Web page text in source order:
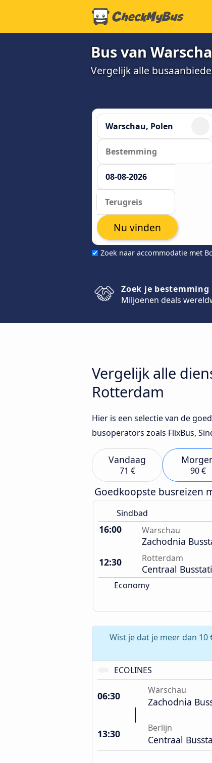
Bus van
Vergelijk alle
Zoek naar accommodatie met
Nu vinden
Zoek je bestemming
Miljoenen deals
Vergelijk alle
Rotterdam
Hier is een selectie van de
busoperators zoals FlixBus,
Vandaag
71 € 90 €
Goedkoopste busreizen
Sindbad
16:00 Warschau
Zachodnia
12:30
Rotterdam
Centraal
Economy
Wist je dat je meer dan
ECOLINES
06:30 Warschau
Zachodnia
13:30 Berlijn
Centraal